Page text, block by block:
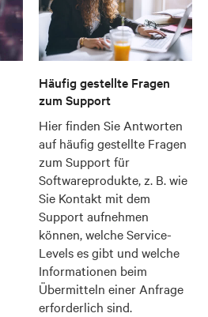
Häufig gestellte Fragen
zum Support
Hier finden Sie Antworten
auf häufig gestellte Fragen
zum Support für
Softwareprodukte, z. B. wie
Sie Kontakt mit dem
Support aufnehmen
können, welche Service-
Levels es gibt und welche
Informationen beim
Übermitteln einer Anfrage
erforderlich sind.